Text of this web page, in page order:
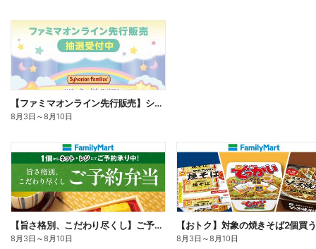
【ファミマオンライン先行販売】シルバニアファミリー
8月3日 ～8月10日
【旨さ格別、こだわり尽くし】ご予約弁当
8月3日 ～8月10日 8月3日 ～8月10日